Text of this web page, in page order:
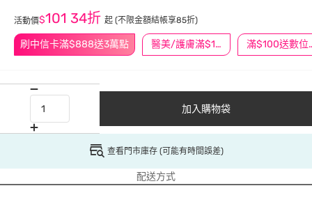
刷中信卡滿$888送3萬點 醫美/護膚滿$1200送$200 滿
活動價$101 34折 起 (不限金額結帳享85折)
加入購物袋
查看門市庫存 (可能有時間誤差)
配送方式